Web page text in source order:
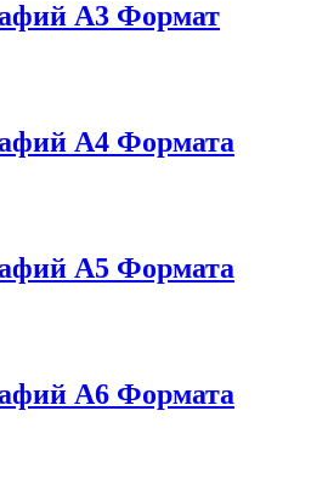
А3 Формат
А4 Формата
А5 Формата
А6 Формата